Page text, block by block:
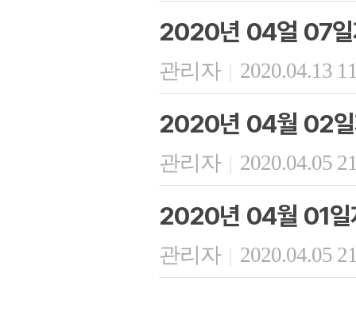
2020년 04얼 07일
관리자 | 2020.04.13
2020년 04월 02일
관리자 | 2020.04.05
2020년 04월 01일
관리자 | 2020.04.05